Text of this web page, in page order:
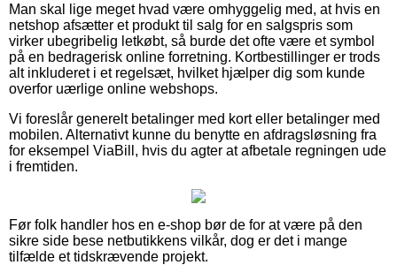
Man skal lige meget hvad være omhyggelig med, at hvis en
netshop afsætter et produkt til salg for en salgspris som
virker ubegribelig letkøbt, så burde det ofte være et symbol
på en bedragerisk online forretning. Kortbestillinger er trods
alt inkluderet i et regelsæt, hvilket hjælper dig som kunde
overfor uærlige online webshops.
Vi foreslår generelt betalinger med kort eller betalinger med
mobilen. Alternativt kunne du benytte en afdragsløsning fra
for eksempel ViaBill, hvis du agter at afbetale regningen ude
i fremtiden.
Før folk handler hos en e-shop bør de for at være på den
sikre side bese netbutikkens vilkår, dog er det i mange
tilfælde et tidskrævende projekt.